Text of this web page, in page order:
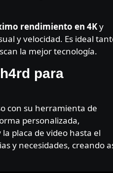
rendimiento en 4Ky
y velocidad. Es ideal
la mejor tecnología.
para
con su herramienta de
personalizada,
placa de video hasta el
y necesidades, creando